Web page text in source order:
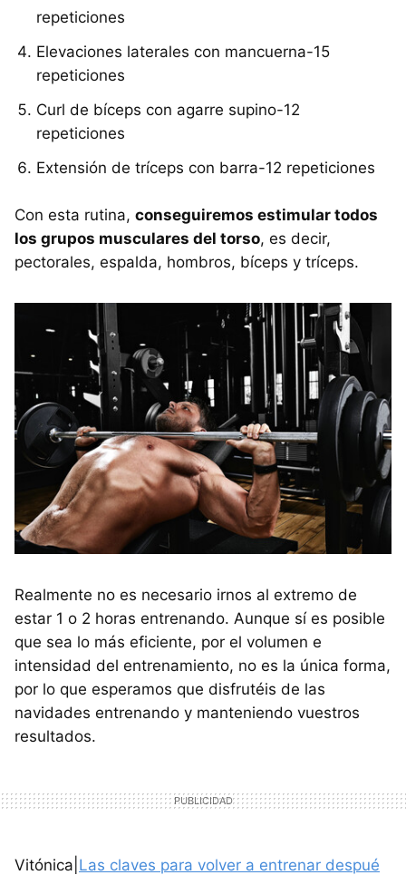
repeticiones
Elevaciones laterales con mancuerna-15
repeticiones
Curl de bíceps con agarre supino-12
repeticiones
Extensión de tríceps con barra-12 repeticiones
Con esta rutina, conseguiremos estimular todos
los grupos musculares del torso, es decir,
pectorales, espalda, hombros, bíceps y tríceps.
Realmente no es necesario irnos al extremo de
estar 1 o 2 horas entrenando. Aunque sí es posible
que sea lo más eficiente, por el volumen e
intensidad del entrenamiento, no es la única forma,
por lo que esperamos que disfrutéis de las
navidades entrenando y manteniendo vuestros
resultados.
Vitónica| Las claves para volver a entrenar despué